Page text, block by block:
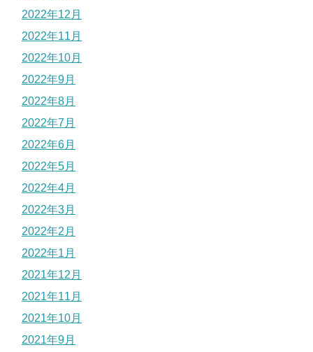
2022年12月
2022年11月
2022年10月
2022年9月
2022年8月
2022年7月
2022年6月
2022年5月
2022年4月
2022年3月
2022年2月
2022年1月
2021年12月
2021年11月
2021年10月
2021年9月